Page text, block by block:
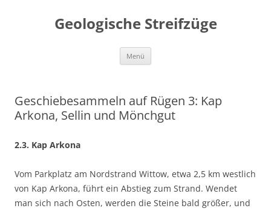
Geologische Streifzüge
Menü
Geschiebesammeln auf Rügen 3: Kap
Arkona, Sellin und Mönchgut
2.3. Kap Arkona
Vom Parkplatz am Nordstrand Wittow, etwa 2,5 km westlich
von Kap Arkona, führt ein Abstieg zum Strand. Wendet
man sich nach Osten, werden die Steine bald größer, und